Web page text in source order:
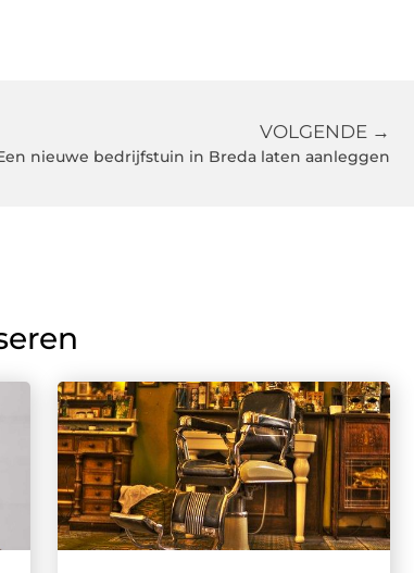
VOLGENDE →
nieuwe bedrijfstuin in Breda laten aanleggen